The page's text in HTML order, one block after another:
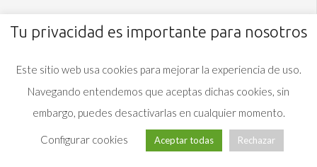
Tu privacidad es importante para nosotros
Este sitio web usa cookies para mejorar la experiencia de uso.
Navegando entendemos que aceptas dichas cookies, sin
embargo, puedes desactivarlas en cualquier momento.
Configurar cookies Aceptar todas Rechazar